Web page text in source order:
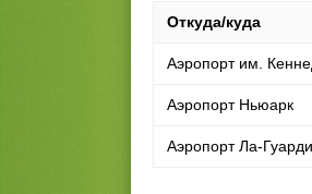
Откуда/куда
Аэропорт им.
Аэропорт Ньюарк
Аэропорт Ла-